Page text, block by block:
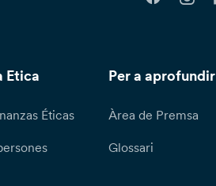
Etica
Éticas
Per a aprofundir
Àrea de Premsa
Glossari